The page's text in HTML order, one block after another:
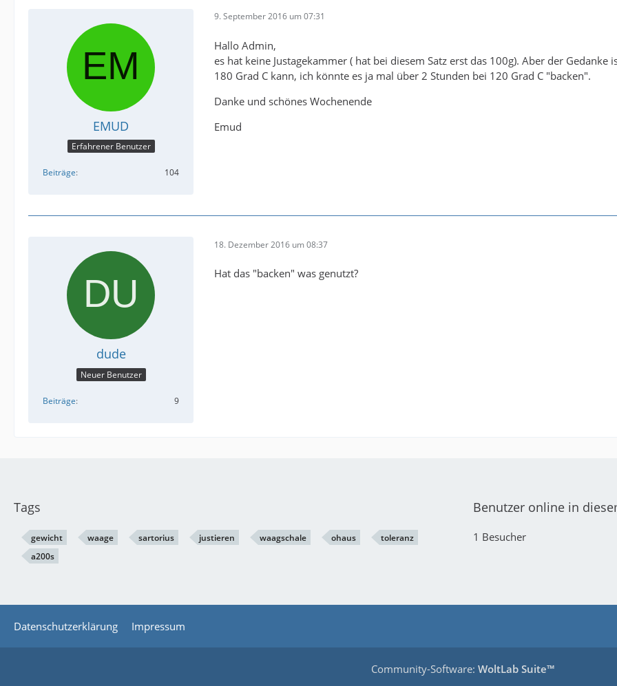
EMUD
Erfahrener Benutzer
Beiträge 104
9. September 2016 um 07:31
Hallo Admin,
es hat keine Justagekammer ( hat bei diesem Satz erst das 100g). Aber der
180 Grad C kann, ich könnte es ja mal über 2 Stunden bei 120 Grad C "backen".
Danke und schönes Wochenende
Emud
dude
Neuer Benutzer
Beiträge 9
18. Dezember 2016 um 08:37
Hat das "backen" was genutzt?
Tags
gewicht waage sartorius justieren waagschale ohaus
toleranz
a200s
Benutzer online in
1 Besucher
Datenschutzerklärung Impressum
Community-Software: WoltLab Suite™